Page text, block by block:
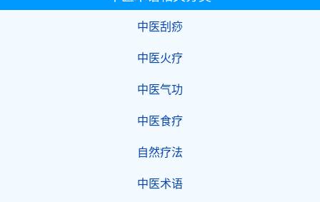
中医刮痧
中医火疗
中医气功
中医食疗
自然疗法
中医术语